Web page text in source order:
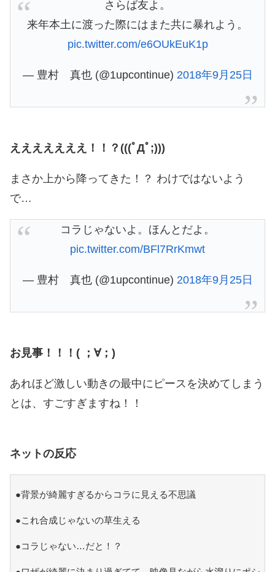
さらば友よ。
来年本土に渡った際にはまた共に暴れよう。
pic.twitter.com/e6OUkEuK1p
— 豊村 真也 (@1upcontinue) 2018年9月25日
えええええええ！！？(((ﾟДﾟ;)))
まさか上から降ってきた！？ わけではないよう
で…
コラじゃないよ。ほんとだよ。
pic.twitter.com/BFl7RrKmwt
— 豊村 真也 (@1upcontinue) 2018年9月25日
お見事！！！( ；∀；)
あれほど激しい動きの最中にピースを決めてしまう
とは、すごすぎますね！！
ネットの反応
●背景が綺麗すぎるからコラに見える不思議
●これ合成じゃないの草生える
●コラじゃない…だと！？